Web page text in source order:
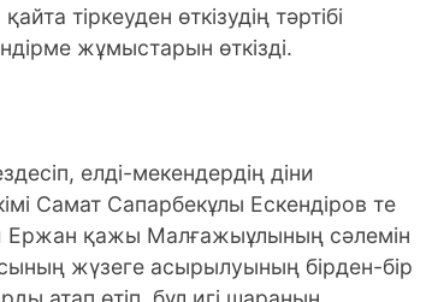
тіркеуден өткізудің тәртібі
жұмыстарын өткізді.
елді-мекендердің діни
Самат Сапарбекұлы Ескендіров те
Ержан қажы Малғажыұлының сәлемін
жүзеге асырылуының бірден-бір